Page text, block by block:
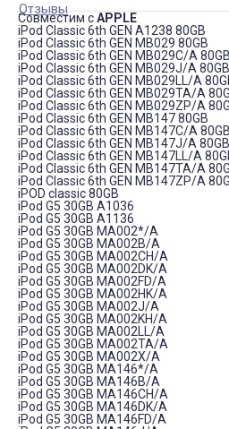
Отзывы
Совместим сAPPLE
iPod Classic 6th GEN A1238 80GB
iPod Classic 6th GEN MB029 80GB
iPod Classic 6th GEN MB029C/A 80GB
iPod Classic 6th GEN MB029J/A 80GB
iPod Classic 6th GEN MB029LL/A
iPod Classic 6th GEN MB029TA/A
iPod Classic 6th GEN MB029ZP/A
iPod Classic 6th GEN MB147 80GB
iPod Classic 6th GEN MB147C/A 80GB
iPod Classic 6th GEN MB147J/A 80GB
iPod Classic 6th GEN MB147LL/A
iPod Classic 6th GEN MB147TA/A
iPod Classic 6th GEN MB147ZP/A
iPOD classic 80GB
iPod G5 30GB A1036
iPod G5 30GB A1136
iPod G5 30GB MA002*/A
iPod G5 30GB MA002B/A
iPod G5 30GB MA002CH/A
iPod G5 30GB MA002DK/A
iPod G5 30GB MA002FD/A
iPod G5 30GB MA002HK/A
iPod G5 30GB MA002J/A
iPod G5 30GB MA002KH/A
iPod G5 30GB MA002LL/A
iPod G5 30GB MA002TA/A
iPod G5 30GB MA002X/A
iPod G5 30GB MA146*/A
iPod G5 30GB MA146B/A
iPod G5 30GB MA146CH/A
iPod G5 30GB MA146DK/A
iPod G5 30GB MA146FD/A